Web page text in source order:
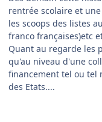
rentrée scolaire et
les scoops des listes
franco françaises)etc
Quant au regarde les
qu'au niveau d'une
financement tel ou tel
des Etats....